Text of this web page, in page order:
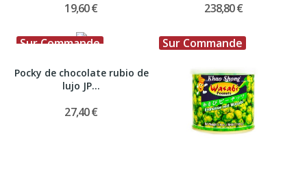
19,60 € 238,80 €
Sur Commande
Pocky de chocolate rubio de
lujo JP...
27,40 €
Sur Commande